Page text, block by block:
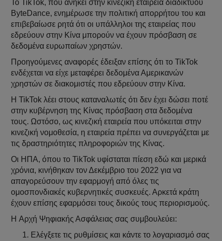
Το TikTok, που ανήκει στην κινεζική εταιρεία διαδικτύου
ByteDance, ενημέρωσε την πολιτική απορρήτου του και
επιβεβαίωσε ρητά ότι οι υπάλληλοι της εταιρείας που
εδρεύουν στην Κίνα μπορούν να έχουν πρόσβαση σε
δεδομένα ευρωπαίων χρηστών.
Προηγούμενες αναφορές έδειξαν επίσης ότι το TikTok
ενδέχεται να είχε μεταφέρει δεδομένα Αμερικανών
χρηστών σε διακομιστές που εδρεύουν στην Κίνα.
Η TikTok λέει στους καταναλωτές ότι δεν έχει δώσει ποτέ
στην κυβέρνηση της Κίνας πρόσβαση στα δεδομένα
τους. Ωστόσο, ως κινεζική εταιρεία που υπόκειται στην
κινεζική νομοθεσία, η εταιρεία πρέπει να συνεργάζεται με
τις δραστηριότητες πληροφοριών της Κίνας.
Οι ΗΠΑ, όπου το TikTok υφίσταται πίεση εδώ και μερικά
χρόνια, κινήθηκαν τον Δεκέμβριο του 2022 για να
απαγορεύσουν την εφαρμογή από όλες τις
ομοσπονδιακές κυβερνητικές συσκευές. Αρκετά κράτη
έχουν επίσης εφαρμόσει τους δικούς τους περιορισμούς.
H Αρχή Ψηφιακής Ασφάλειας σας συμβουλεύει:
Ελέγξετε τις ρυθμίσεις και κάντε το λογαριασμό σας